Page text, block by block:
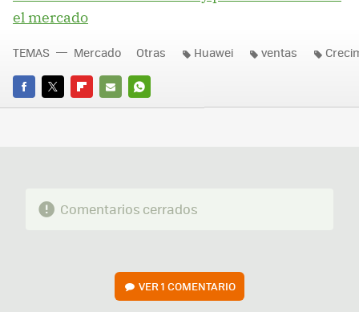
el mercado
FACEBOOK
TWITTERFLIPBOARD
E-
WHATSAPP
TEMAS Mercado Otras Huawei ventas
Comentarios cerrados
VER1 COMENTARIO